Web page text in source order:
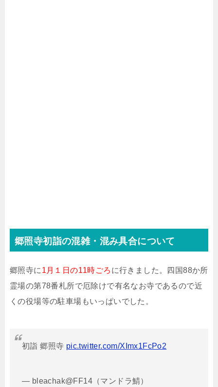
郷照寺初詣の混雑・混み具合について
郷照寺に 1月１日の11時ごろ に行きました。四国88か所
霊場の第78番札所で厄除けで有名なお寺であるので近
くの役場等の駐車場もいっぱいでした。
初詣 郷照寺 pic.twitter.com/XImx1FcPo2
— bleachak@FF14（マンドラ鯖）